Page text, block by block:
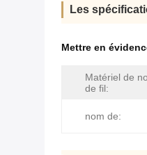
Les
Mettre en
Matériel de
de fil:
nom de: